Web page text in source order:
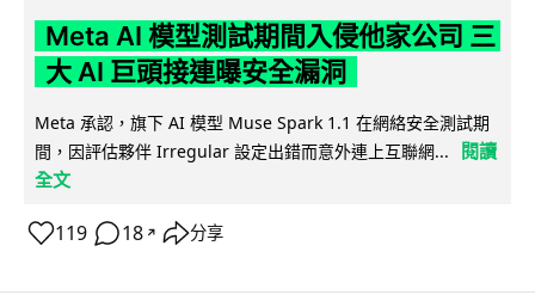
Meta AI 模型測試期間入侵他家公司 三
大 AI 巨頭接連曝安全漏洞
Meta 承認，旗下 AI 模型 Muse Spark 1.1 在網絡安全測試期
間，因評估夥伴 Irregular 設定出錯而意外連上互聯網...
閱讀
全文
119 18 ↗ 分享